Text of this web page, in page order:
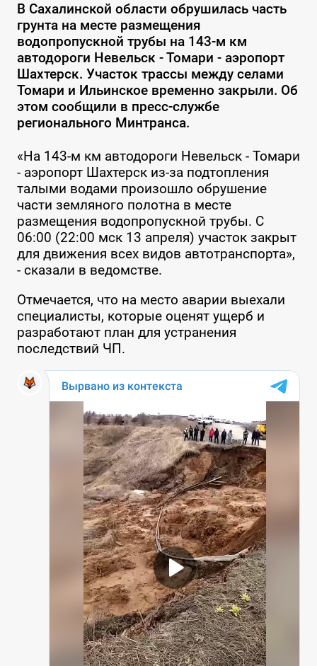
В Сахалинской области обрушилась часть
грунта на месте размещения
водопропускной трубы на 143-м км
автодороги Невельск - Томари - аэропорт
Шахтерск. Участок трассы между селами
Томари и Ильинское временно закрыли. Об
этом сообщили в пресс-службе
регионального Минтранса.
«На 143-м км автодороги Невельск - Томари
- аэропорт Шахтерск из-за подтопления
талыми водами произошло обрушение
части земляного полотна в месте
размещения водопропускной трубы. С
06:00 (22:00 мск 13 апреля) участок закрыт
для движения всех видов автотранспорта»,
- сказали в ведомстве.
Отмечается, что на место аварии выехали
специалисты, которые оценят ущерб и
разработают план для устранения
последствий ЧП.